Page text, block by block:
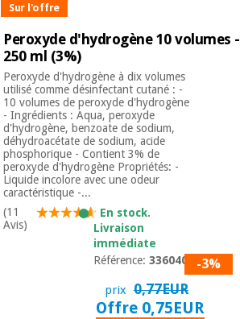
Instruments
chirurgicaux
(déstockage)
et
jeux
Armoires
sanitaires
Vétérinaire
Orthopédie
Sur l'offre
Peroxyde d'hydrogène 10 volumes -
250 ml (3%)
Peroxyde d'hydrogène à dix volumes
utilisé comme désinfectant cutané : -
10 volumes de peroxyde d'hydrogène
- Ingrédients : Aqua, peroxyde
d'hydrogène, benzoate de sodium,
déhydroacétate de sodium, acide
phosphorique - Contient 3% de
peroxyde d'hydrogène Propriétés: -
Liquide incolore avec une odeur
caractéristique -...
(11
Avis)
En stock.
Livraison
immédiate
Référence:3360401 -3%
prix 0,77EUR
Offre 0,75EUR